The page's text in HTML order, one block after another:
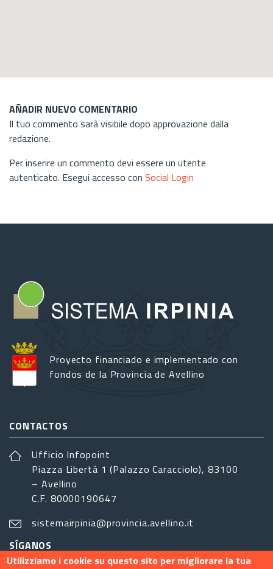
AÑADIR NUEVO COMENTARIO
Il tuo commento sarà visibile dopo approvazione dalla
redazione.
Per inserire un commento devi essere un utente
autenticato. Esegui accesso con Social Login
Proyecto financiado e implementado con
fondos de la Provincia de Avellino
CONTACTOS
Ufficio Infopoint
Piazza Libertá 1 (Palazzo Caracciolo), 83100
– Avellino
C.F. 80000190647
sistemairpinia@provincia.avellino.it
SÍGANOS
Utilizziamo i cookie su questo sito per migliorare la tua